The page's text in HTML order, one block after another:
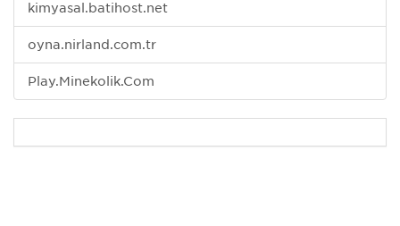
kimyasal.batihost.net
oyna.nirland.com.tr
Play.Minekolik.Com